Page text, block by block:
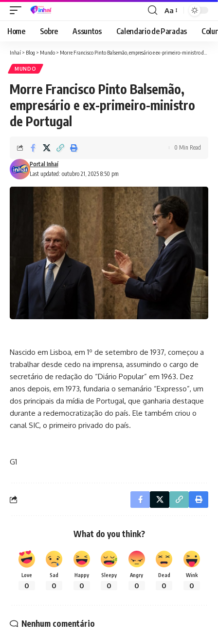
Font
Resizer
Aa
Home Sobre Assuntos Calendario de Paradas
Inhaí > Blog > Mundo > Morre Francisco Pinto Balsemão, empresário e ex-primeiro-ministro de Portugal
MUNDO
Morre Francisco Pinto Balsemão,
empresário e ex-primeiro-ministro
de Portugal
Last updated: outubro 21, 2025 8:50 pm
Portal Inhaí
0 Min Read
Nascido em Lisboa, em 1º de setembro de 1937, começou a
trabalhar desde cedo na imprensa, assumindo o cargo de
secretário de redação do “Diário Popular” em 1963. Dez
anos depois, em 1973, fundaria o semanário “Expresso”, um
dos principais da mídia de Portugal, que ganharia destaque
durante a redemocratização do país. Ele também criou o
canal SIC, o primeiro privado do país.
G1
What do you think?
Love
0
Sad
0
Happy
0
Sleepy
0
Angry
0
Dead
0
Wink
0
Nenhum comentário